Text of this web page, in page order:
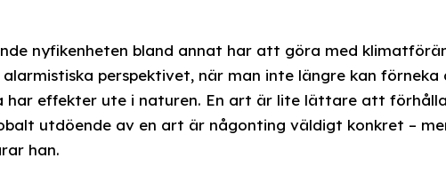
nyfikenheten bland annat har att göra med
perspektivet, när man inte längre kan
har effekter ute i naturen. En art är lite lättare att
utdöende av en art är någonting väldigt konkret –
han.